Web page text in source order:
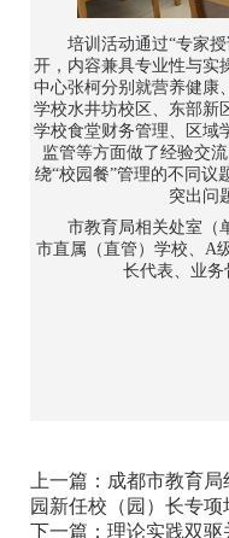
培训活动通过“专家
开，内容兼具专业性与实
中心张柯分别就营养健康
学校水井坊校区、东部新
学校食堂财务管理、区域
监管等方面做了经验交
绕“校园餐”管理的不同议
突出问
市教育局相关处室（
市直属（直管）学校、A
长代表、业务
上一篇： 成都市教育局
园新任校（园）长专项
下一篇： 理论实践双